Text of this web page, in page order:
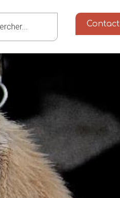
Contact